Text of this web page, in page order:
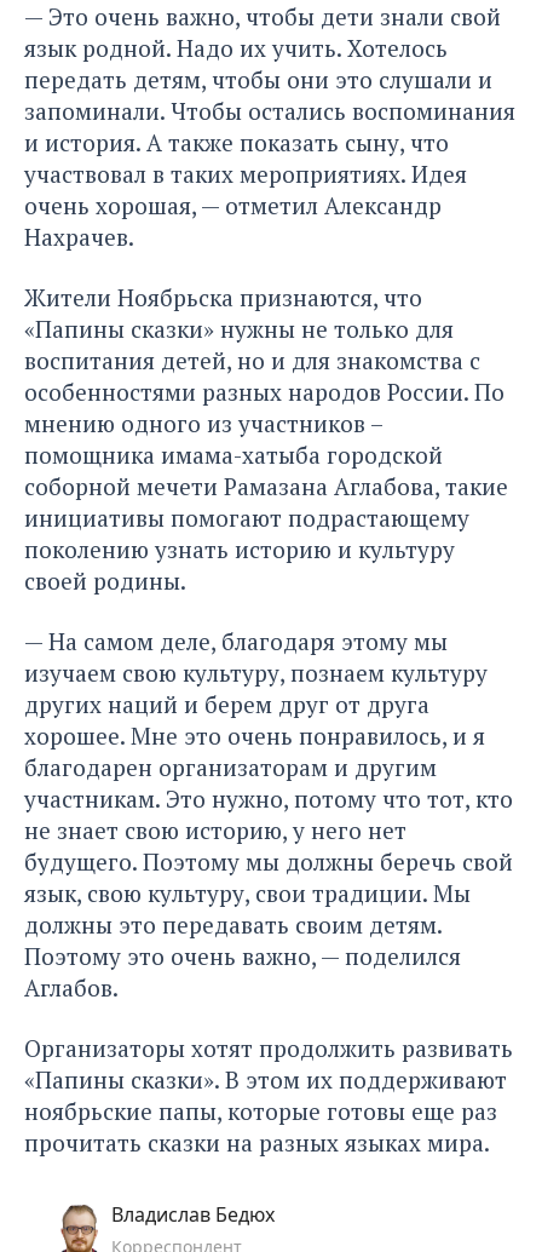
— Это очень важно, чтобы дети знали свой
язык родной. Надо их учить. Хотелось
передать детям, чтобы они это слушали и
запоминали. Чтобы остались воспоминания
и история. А также показать сыну, что
участвовал в таких мероприятиях. Идея
очень хорошая, — отметил Александр
Нахрачев.
Жители Ноябрьска признаются, что
«Папины сказки» нужны не только для
воспитания детей, но и для знакомства с
особенностями разных народов России. По
мнению одного из участников –
помощника имама-хатыба городской
соборной мечети Рамазана Аглабова, такие
инициативы помогают подрастающему
поколению узнать историю и культуру
своей родины.
— На самом деле, благодаря этому мы
изучаем свою культуру, познаем культуру
других наций и берем друг от друга
хорошее. Мне это очень понравилось, и я
благодарен организаторам и другим
участникам. Это нужно, потому что тот, кто
не знает свою историю, у него нет
будущего. Поэтому мы должны беречь свой
язык, свою культуру, свои традиции. Мы
должны это передавать своим детям.
Поэтому это очень важно, — поделился
Аглабов.
Организаторы хотят продолжить развивать
«Папины сказки». В этом их поддерживают
ноябрьские папы, которые готовы еще раз
прочитать сказки на разных языках мира.
Владислав Бедюх
Корреспондент